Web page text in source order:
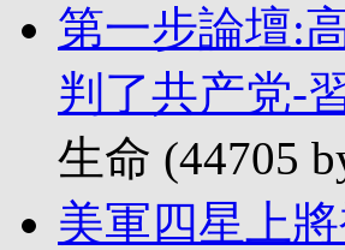
第一步論壇:
判了共产党-
生命 (44705
美軍四星上